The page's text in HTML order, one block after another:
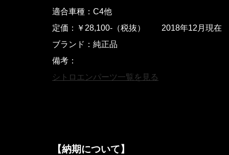
適合車種：C4他
定価：￥28,100-（税抜） 2018年12月現在
ブランド：純正品
備考：
シトロエンパーツ一覧を見る
【納期について】